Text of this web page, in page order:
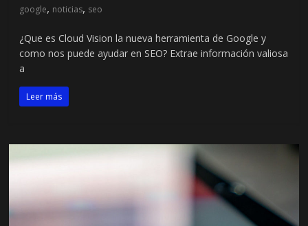
google, noticias, seo
¿Que es Cloud Vision la nueva herramienta de Google y
como nos puede ayudar en SEO? Extrae información valiosa
a
Leer más